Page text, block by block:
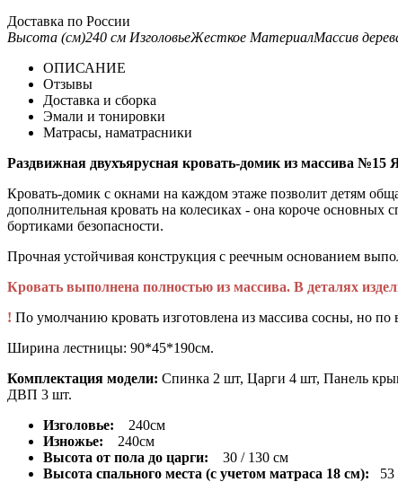
Доставка по России
Высота (см)240 см ИзголовьеЖесткое МатериалМассив
ОПИСАНИЕ
Отзывы
Доставка и сборка
Эмали и тонировки
Матрасы, наматрасники
Раздвижная двухъярусная кровать-домик из массива №15
Кровать-домик с окнами на каждом этаже позволит детям
дополнительная кровать на колесиках - она короче
бортиками безопасности.
Прочная устойчивая конструкция с реечным основанием
Кровать выполнена полностью из массива. В деталях
! По умолчанию кровать изготовлена из массива сосны, но
Ширина лестницы: 90*45*190см.
Комплектация модели: Спинка 2 шт, Царги 4 шт, Панель
ДВП 3 шт.
Изголовье:
240см
Изножье: 240см
Высота от пола до царги: 30 / 130 см
Высота спального места (с учетом матраса 18 см): 53